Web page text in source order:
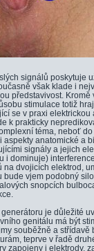
signálů poskytuje
však klade i
představivost. Kromě
stimulace totiž
se v praxi elektrickou
k prakticky
téma, neboť
aspekty anatomické a
signály a jejich
i dominuje)
dvojicích elektrod,
bude vjem podobný
snopcích
je důležité
genitálu má být
souběžně a střídavě
teprve v řadě
zapojeny i elektrody,